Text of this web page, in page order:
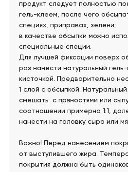
продукт следует полностью
гель-клеем, после чего
специях, приправах, зелени;
в качестве обсыпки можно
специальные специи.
Для лучшей фиксации поверх
раз нанести натуральный
кисточкой. Предварительно
1 слой с обсыпкой.
смешать с пряностями или
соотношении примерно 1:1,
нанести на головку сыра или
Важно! Перед нанесением
от выступившего жира.
покрытия должна быть